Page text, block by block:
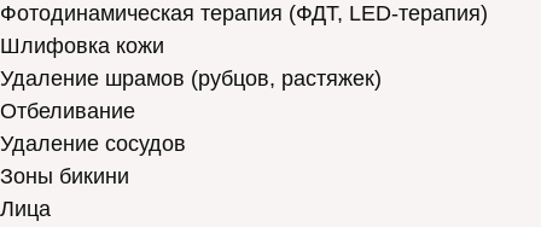
Фотодинамическая терапия (ФДТ, LED-терапия)
Шлифовка кожи
Удаление шрамов (рубцов, растяжек)
Отбеливание
Удаление сосудов
Зоны бикини
Лица